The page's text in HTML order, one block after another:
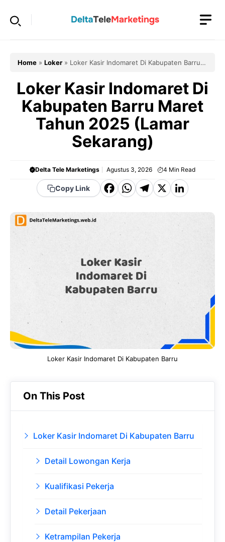
Home » Loker » Loker Kasir Indomaret Di Kabupaten Barru
Loker Kasir Indomaret Di
Kabupaten Barru Maret
Tahun 2025 (Lamar
Sekarang)
Delta Tele Marketings Agustus 3, 2026 4 Min Read
Copy Link
F
e
o
o
W
a
t
s
A
p
T
g
a
m
X Li
k
e
Loker Kasir Indomaret Di Kabupaten Barru
On This Post
Loker Kasir Indomaret Di Kabupaten Barru
Detail Lowongan Kerja
Kualifikasi Pekerja
Detail Pekerjaan
Ketrampilan Pekerja